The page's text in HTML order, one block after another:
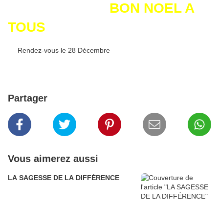
BON NOEL A
TOUS
Rendez-vous le 28 Décembre
Partager
Vous aimerez aussi
LA SAGESSE DE LA DIFFÉRENCE